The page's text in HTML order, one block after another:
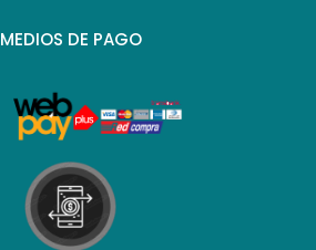
s
p
a
a
m
b
k
MEDIOS DE PAGO